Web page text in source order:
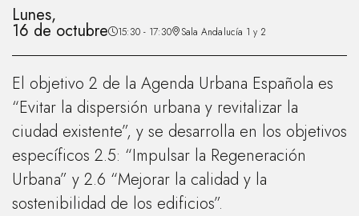
Lunes,
16 de octubre 15:30 - 17:30 Sala Andalucía 1 y 2
El objetivo 2 de la Agenda Urbana Española es
“Evitar la dispersión urbana y revitalizar la
ciudad existente”, y se desarrolla en los objetivos
específicos 2.5: “Impulsar la Regeneración
Urbana” y 2.6 “Mejorar la calidad y la
sostenibilidad de los edificios”.